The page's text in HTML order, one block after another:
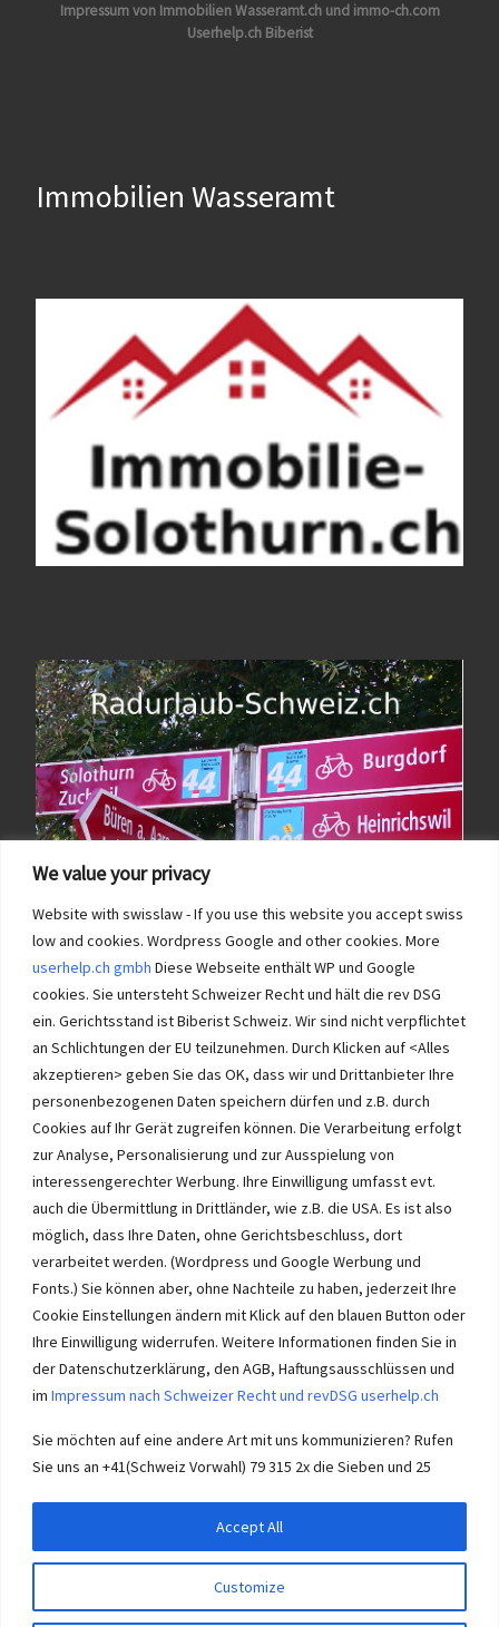
We value your privacy
Website with swisslaw - If you use this website you accept swiss
low and cookies. Wordpress Google and other cookies. More
userhelp.ch gmbh Diese Webseite enthält WP und Google
cookies. Sie untersteht Schweizer Recht und hält die rev DSG
ein. Gerichtsstand ist Biberist Schweiz. Wir sind nicht verpflichtet
an Schlichtungen der EU teilzunehmen. Durch Klicken auf <Alles
akzeptieren> geben Sie das OK, dass wir und Drittanbieter Ihre
personenbezogenen Daten speichern dürfen und z.B. durch
Cookies auf Ihr Gerät zugreifen können. Die Verarbeitung erfolgt
zur Analyse, Personalisierung und zur Ausspielung von
interessengerechter Werbung. Ihre Einwilligung umfasst evt.
auch die Übermittlung in Drittländer, wie z.B. die USA. Es ist also
möglich, dass Ihre Daten, ohne Gerichtsbeschluss, dort
verarbeitet werden. (Wordpress und Google Werbung und
Fonts.) Sie können aber, ohne Nachteile zu haben, jederzeit Ihre
Cookie Einstellungen ändern mit Klick auf den blauen Button oder
Ihre Einwilligung widerrufen. Weitere Informationen finden Sie in
der Datenschutzerklärung, den AGB, Haftungsausschlüssen und
im Impressum nach Schweizer Recht und revDSG userhelp.ch
Sie möchten auf eine andere Art mit uns kommunizieren? Rufen
Sie uns an +41(Schweiz Vorwahl) 79 315 2x die Sieben und 25
Customize
Accept All
Impressum von Immobilien Wasseramt.ch und immo-ch.com
Userhelp.ch Biberist
Immobilien Wasseramt
Immobilien im Wasseramt haben bei Immobilie-Solothurn.ch
Vorrang und die besten Konditionen beim Verkauf. Kein Immobilien
Verkauf im Wasseramt ohne unsere Offerte. Bei uns wählen Sie,
Immobilien selber verkaufen mit unserer Beratung? Auch das geht!
Immobilie Solothurn-immo-chWasseramt.ch Impressum
Impressum userhelp.ch Biberist
© 2026Wasseramt SO– Alle Rechte vorbehalten
– Entworfen mit dem